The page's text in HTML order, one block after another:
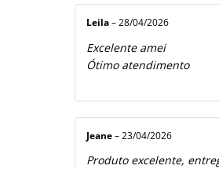
Leila – 28/04/2026
Excelente amei
Ótimo atendimento
Jeane – 23/04/2026
Produto excelente,